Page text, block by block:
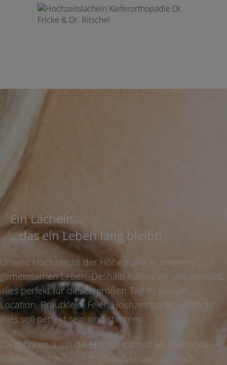
Ein Lächeln...
...das ein Leben lang bleibt!
Unsere Hochzeit ist der Höhepunkt in unserem
gemeinsamen Leben. Deshalb haben wir uns bemüht,
alles perfekt für diesen großen Tag zu planen:
Location, Brautkleid, Feier, Hochzeits­torte... einfach
alles soll perfekt sein und stimmen.
Da gehören auch die Hochzeitsfotos als bleibende
Erinnerung hinzu. Deshalb haben wir uns noch